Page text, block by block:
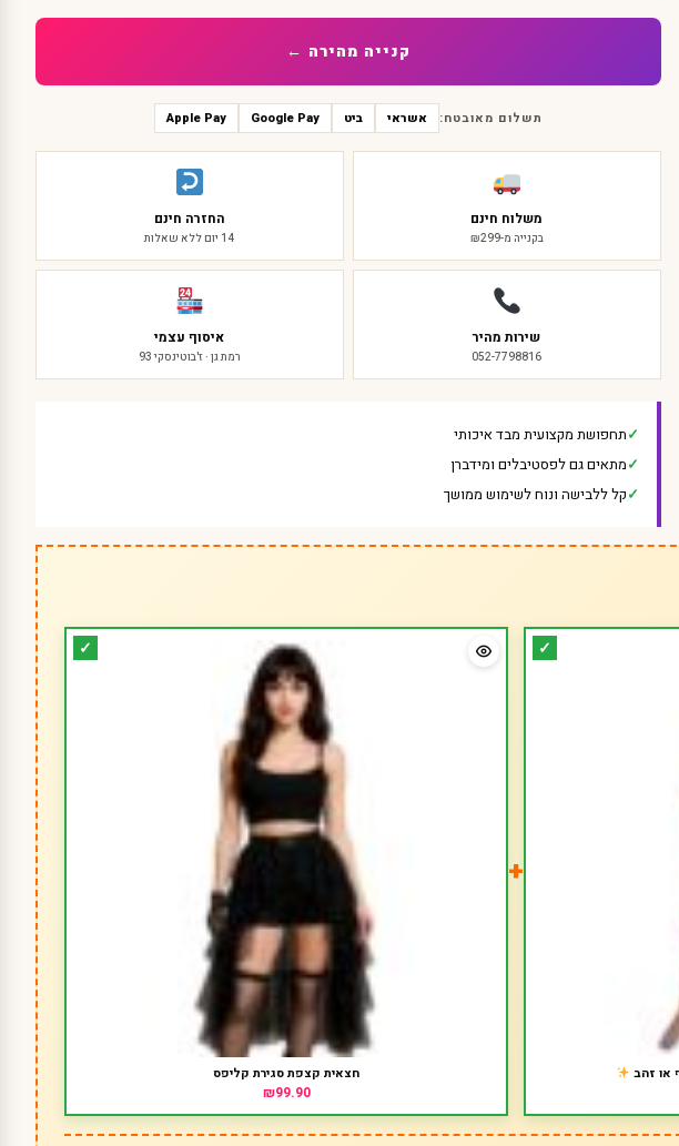
קנייה מהירה ←
תשלום מאובטח: אשראי ביט Google Pay
Apple Pay
משלוח חינם
בקנייה מ-₪299
החזרה חינם
14 יום ללא שאלות
שירות מהיר
052-7798816
איסוף עצמי
רמת גן · ז'בוטינסקי 93
תחפושת מקצועית מבד איכותי
מתאים גם לפסטיבלים ומידברן
קל ללבישה ונוח לשימוש ממושך
או זהב
+
חצאית קצפת סגירת קליפס
₪99.90